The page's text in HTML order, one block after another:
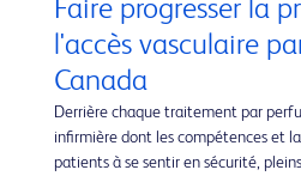
Faire progresser la
l'accès vasculaire
Canada
Derrière chaque traitement par
infirmière dont les compétences et
patients à se sentir en sécurité,